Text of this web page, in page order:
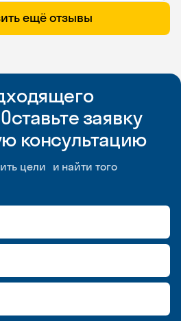
ещё отзывы
заявку
консультацию
цели и найти того